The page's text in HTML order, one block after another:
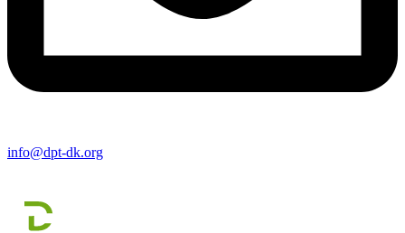
info@dpt-dk.org